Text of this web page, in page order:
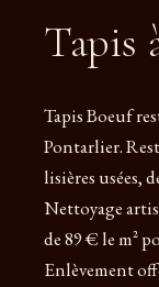
Tapis
Tapis Boeuf
Pontarlier.
lisières usées,
Nettoyage
de 89 € le m²
Enlèvement